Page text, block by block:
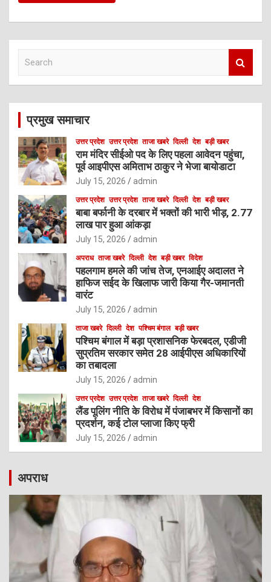
c
प्रमुख समाचार
उत्तर प्रदेश उत्तर प्रदेश ताजा खबरे दिल्ली देश बड़ी खबर
राम मंदिर सीईओ पद के लिए पहला आवेदन पहुंचा,
पूर्व आइपीएस अमिताभ ठाकुर ने भेजा बायोडाटा
July 15, 2026 admin
उत्तर प्रदेश उत्तर प्रदेश ताजा खबरे दिल्ली देश बड़ी खबर
बाबा बर्फानी के दरबार में भक्तों की भारी भीड़, 2.77
लाख पार हुआ आंकड़ा
July 15, 2026 admin
अपराध ताजा खबरे दिल्ली देश बड़ी खबर विदेश
पहलगाम हमले की जांच तेज, एनआईए अदालत ने
हाफिज सईद के खिलाफ जारी किया गैर-जमानती
वारंट
July 15, 2026 admin
ताजा खबरे दिल्ली देश पश्चिम बंगाल बड़ी खबर
पश्चिम बंगाल में बड़ा प्रशासनिक फेरबदल, एडीजी
सुप्रतिम सरकार समेत 28 आईपीएस अधिकारियों
का तबादला
July 15, 2026 admin
उत्तर प्रदेश उत्तर प्रदेश ताजा खबरे दिल्ली देश
लैंड पूलिंग नीति के विरोध में पंजाबभर में किसानों का
प्रदर्शन, कई टोल प्लाजा किए फ्री
July 15, 2026 admin
अपराध